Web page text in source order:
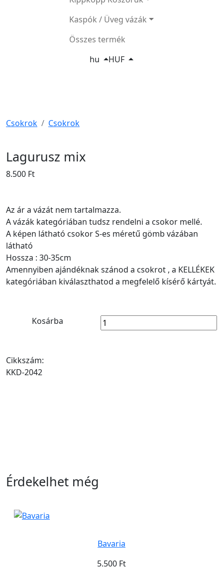
Kaspók / Üveg vázák
Összes termék
hu
HUF
Csokrok Csokrok
Lagurusz mix
8.500 Ft
Az ár a vázát nem tartalmazza.
A vázák kategóriában tudsz rendelni a csokor mellé.
A képen látható csokor S-es méretű gömb vázában
látható
Hossza : 30-35cm
Amennyiben ajándéknak szánod a csokrot , a KELLÉKEK
kategóriában kiválaszthatod a megfelelő kísérő kártyát.
Kosárba
Cikkszám:
KKD-2042
Érdekelhet még
Bavaria
5.500 Ft